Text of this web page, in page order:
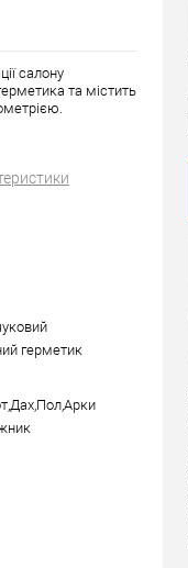
салону
та містить
герметик